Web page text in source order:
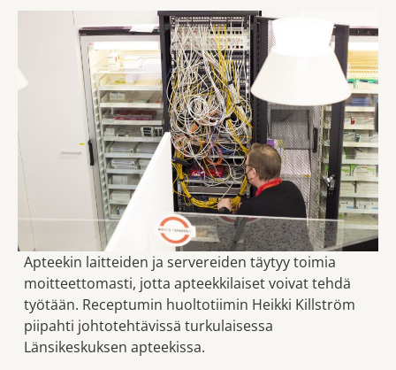
Apteekin laitteiden ja servereiden täytyy toimia
moitteettomasti, jotta apteekkilaiset voivat tehdä
työtään. Receptumin huoltotiimin Heikki Killström
piipahti johtotehtävissä turkulaisessa
Länsikeskuksen apteekissa.